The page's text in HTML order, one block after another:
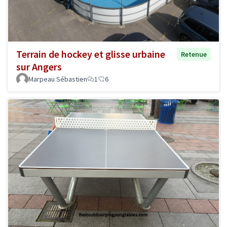
Terrain de hockey et glisse urbaine
sur Angers
Retenue
Marpeau Sébastien 1 6